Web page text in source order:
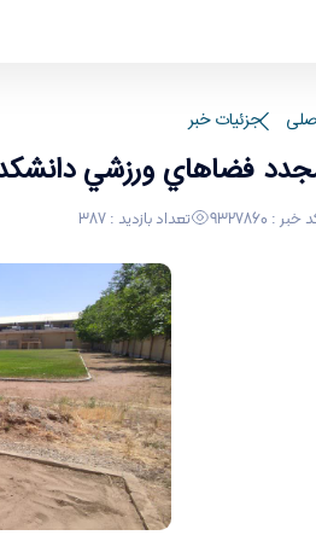
جزئیات خبر
فضاهاي ورزشي
خبر : 9327860 تعداد بازدید : 387